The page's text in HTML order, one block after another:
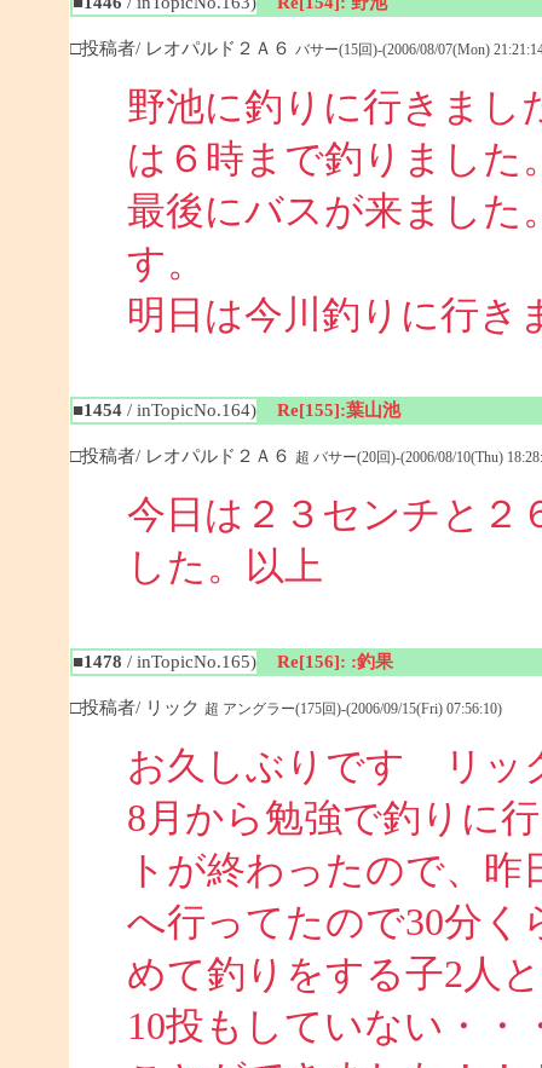
□投稿者/ レオパルド２Ａ６ バサー(15回)-(2006/08/07(Mon)
野池に釣りに行きまし
は６時まで釣りました
最後にバスが来ました
す。
明日は今川釣りに行き
■1454/ inTopicNo.164) Re[155]:葉山池
□投稿者/ レオパルド２Ａ６ 超 バサー(20回)-(2006/08/10(Thu)
今日は２３センチと２
した。以上
■1478 / inTopicNo.165) Re[156]: :釣果
□投稿者/ リック 超 アングラー(175回)-(2006/09/15(Fri) 07:56:10)
お久しぶりです リッ
8月から勉強で釣りに
トが終わったので、
へ行ってたので30分
めて釣りをする子2人
10投もしていない・・